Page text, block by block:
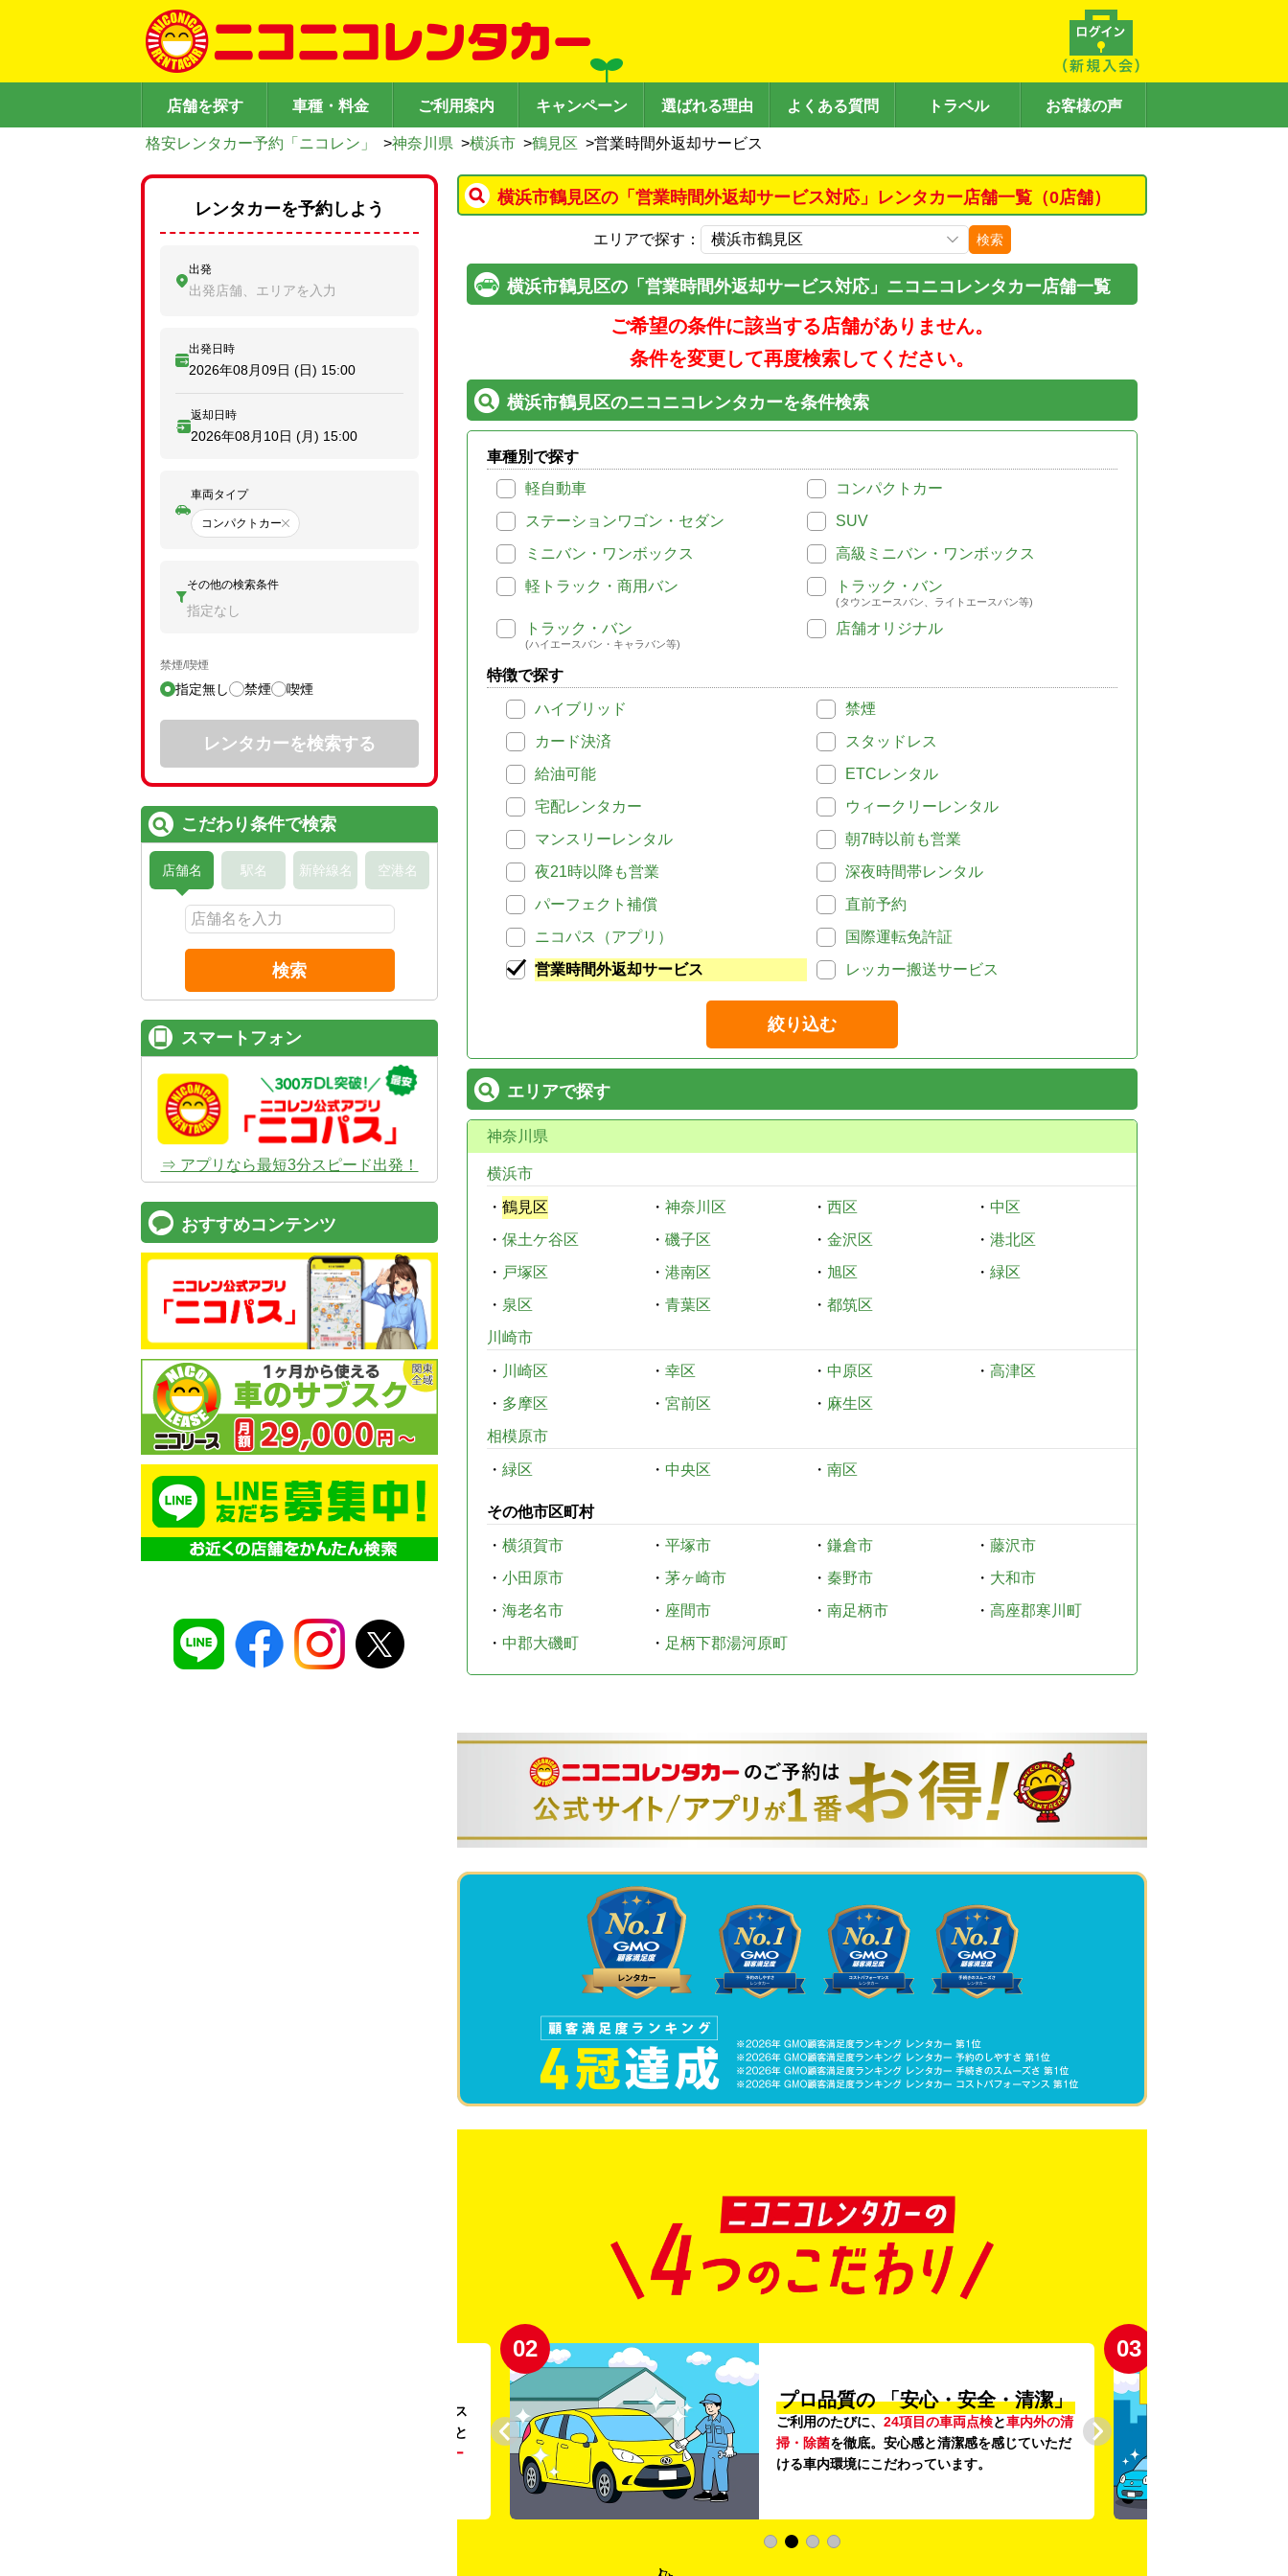
店舗を探す 車種・料金 ご利用案内 キャンペーン 選ばれる理由 よくある質問 トラベル お客様の声
格安レンタカー予約「ニコレン」 >神奈川県 >横浜市 >鶴見区 >営業時間外返却サービス
横浜市鶴見区の「営業時間外返却サービス対応」レンタカー店舗一覧（0店舗）
エリアで探す： 検索
横浜市鶴見区の「営業時間外返却サービス対応」ニコニコレンタカー店舗一覧
ご希望の条件に該当する店舗がありません。
条件を変更して再度検索してください。
横浜市鶴見区のニコニコレンタカーを条件検索
車種別で探す
軽自動車
コンパクトカー
ステーションワゴン・セダン
SUV
ミニバン・ワンボックス
高級ミニバン・ワンボックス
軽トラック・商用バン
トラック・バン
(タウンエースバン、ライトエースバン等)
トラック・バン
(ハイエースバン・キャラバン等)
店舗オリジナル
特徴で探す
ハイブリッド
禁煙
カード決済
スタッドレス
給油可能
ETCレンタル
宅配レンタカー
ウィークリーレンタル
マンスリーレンタル
朝7時以前も営業
夜21時以降も営業
深夜時間帯レンタル
パーフェクト補償
直前予約
ニコパス（アプリ）
国際運転免許証
営業時間外返却サービス
レッカー搬送サービス
絞り込む
エリアで探す
神奈川県
横浜市
・ 鶴見区 ・ 神奈川区 ・ 西区 ・ 中区
・ 保土ケ谷区 ・ 磯子区 ・ 金沢区 ・ 港北区
・ 戸塚区 ・ 港南区 ・ 旭区 ・ 緑区
・ 泉区 ・ 青葉区 ・ 都筑区
川崎市
・ 川崎区 ・ 幸区 ・ 中原区 ・ 高津区
・ 多摩区 ・ 宮前区 ・ 麻生区
相模原市
・ 緑区 ・ 中央区 ・ 南区
その他市区町村
・ 横須賀市 ・ 平塚市 ・ 鎌倉市 ・ 藤沢市
・ 小田原市 ・ 茅ヶ崎市 ・ 秦野市 ・ 大和市
・ 海老名市 ・ 座間市 ・ 南足柄市 ・ 高座郡寒川町
・ 中郡大磯町 ・ 足柄下郡湯河原町
。ガソリンス
タンドや整備工場の既存インフラを活用すること
リー
02
プロ品質の 「安心・安全・清潔」
ご利用のたびに、 24項目の車両点検と車内外の清
掃・除菌を徹底。安心感と清潔感を感じていただ
ける車内環境にこだわっています。
03
レンタカーを予約しよう
出発
出発店舗、エリアを入力
出発日時
2026年08月09日 (日) 15:00
返却日時
2026年08月10日 (月) 15:00
車両タイプ
コンパクトカー
その他の検索条件
指定なし
禁煙/喫煙
指定無し 禁煙 喫煙
レンタカーを検索する
こだわり条件で検索
店舗名 駅名 新幹線名 空港名
検索
スマートフォン
⇒ アプリなら最短3分スピード出発！
おすすめコンテンツ